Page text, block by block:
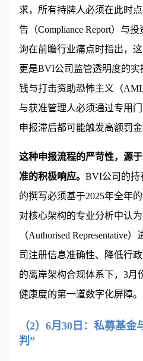
求，所有持牌人必须在此时
告（Compliance Report）与
询在前瞻行业痛点时指出，
更是BVI公司监管透明度的
钱与打击资助恐怖主义（
与获准管理人必须通过专用
申报滞后都可能触发高额罚金
这种申报流程的严苛性，源
准的积极响应。 BVI公司的持
的撰写必须基于2025年全年
对核心架构的专业分析中认
（Authorised Representative
司注册信息准确性、降低行
的离岸架构合规体系下，3月
健康度的第一道数字化屏障。
（2）6月30日：私募基
判”